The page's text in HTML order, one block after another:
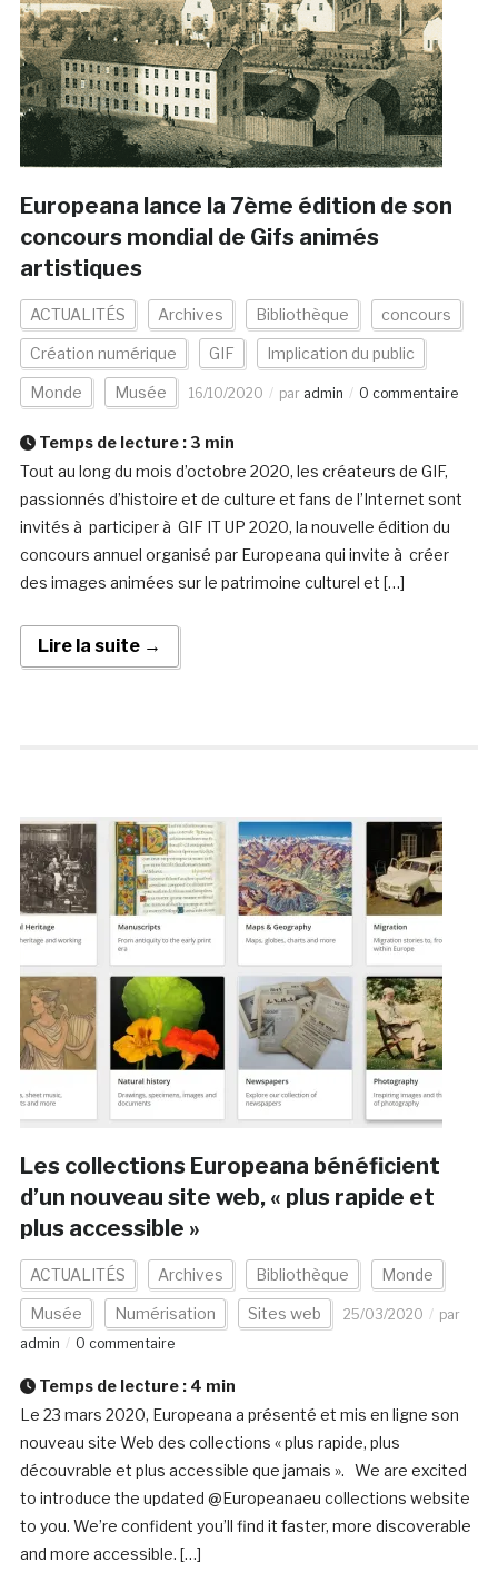
Europeana lance la 7ème édition de son
concours mondial de Gifs animés
artistiques
ACTUALITÉS Archives Bibliothèque concours
Création numérique GIF Implication du public
Monde Musée 16/10/2020 par admin 0 commentaire
Temps de lecture : 3 min
Tout au long du mois d’octobre 2020, les créateurs de GIF,
passionnés d’histoire et de culture et fans de l’Internet sont
invités à participer à GIF IT UP 2020, la nouvelle édition du
concours annuel organisé par Europeana qui invite à créer
des images animées sur le patrimoine culturel et […]
Lire la suite →
Les collections Europeana bénéficient
d’un nouveau site web, « plus rapide et
plus accessible »
ACTUALITÉS Archives Bibliothèque Monde
Musée Numérisation Sites web 25/03/2020
par
admin
0 commentaire
Temps de lecture : 4 min
Le 23 mars 2020, Europeana a présenté et mis en ligne son
nouveau site Web des collections « plus rapide, plus
découvrable et plus accessible que jamais ». We are excited
to introduce the updated @Europeanaeu collections website
to you. We’re confident you’ll find it faster, more discoverable
and more accessible. […]